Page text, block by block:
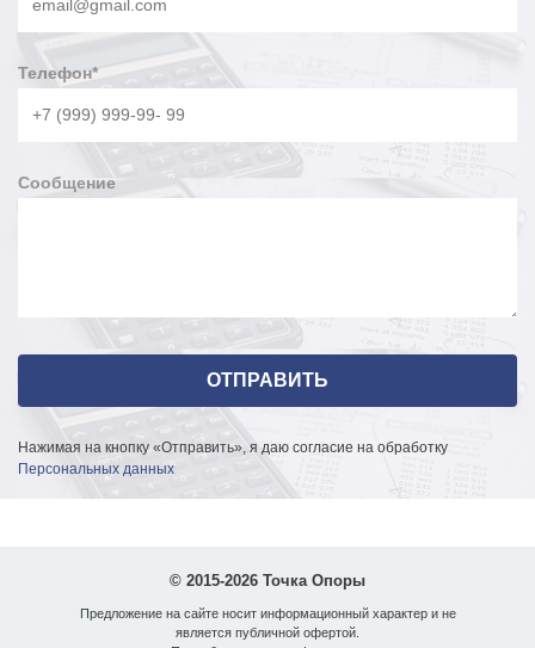
Телефон*
Сообщение
Нажимая на кнопку «Отправить», я даю согласие на обработку
Персональных данных
© 2015-2026 Точка Опоры
Предложение на сайте носит информационный характер и не
является публичной офертой.